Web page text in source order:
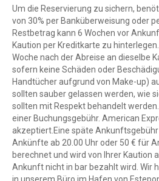
Um die Reservierung zu sichern,
von 30% per Banküberweisung oder
Restbetrag kann 6 Wochen vor
Kaution per Kreditkarte zu
Woche nach der Abreise an dieselbe
sofern keine Schäden oder
Handtücher aufgrund von Make-up)
sollten sauber gelassen werden, wie
sollten mit Respekt behandelt
einer Buchungsgebühr. American
akzeptiert.Eine späte
Ankünfte ab 20.00 Uhr oder 50 € für
berechnet und wird von Ihrer Kaution
Ankunft nicht in bar bezahlt wird. Wir